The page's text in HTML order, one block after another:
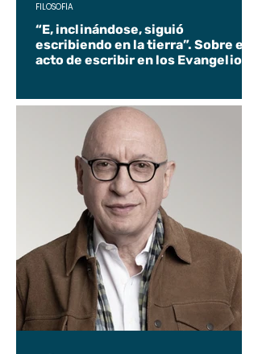
“E, inclinándose, siguió
escribiendo en la tierra”. Sobre el
acto de escribir en los Evangelios.
FILOSOFÍA